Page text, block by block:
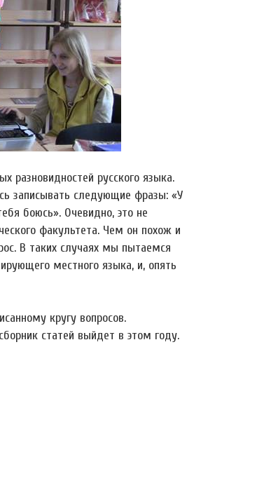
разновидностей русского языка.
записывать следующие фразы: «У
боюсь». Очевидно, это не
факультета. Чем он похож и
В таких случаях мы пытаемся
местного языка, и, опять
кругу вопросов.
статей выйдет в этом году.